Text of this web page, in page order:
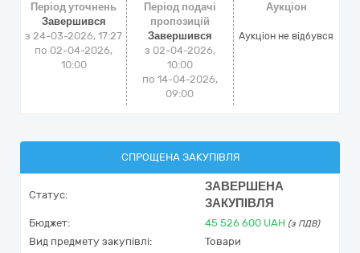
Період уточнень
Завершився
з 24-03-2026, 17:27
по 02-04-2026,
10:00
Період подачі
пропозицій
Завершився
з 02-04-2026,
10:00
по 14-04-2026,
09:00
Аукціон
Аукціон не відбувся
СПРОЩЕНА ЗАКУПІВЛЯ
Статус:
ЗАВЕРШЕНА
ЗАКУПІВЛЯ
Бюджет: 45 526 600 UAH (з ПДВ)
Вид предмету закупівлі:
Товари